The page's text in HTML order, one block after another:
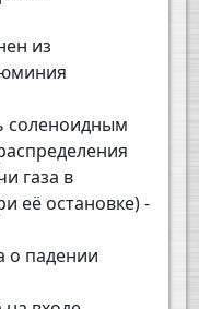
из
соленоидным
газа в
её остановке) -
о падении